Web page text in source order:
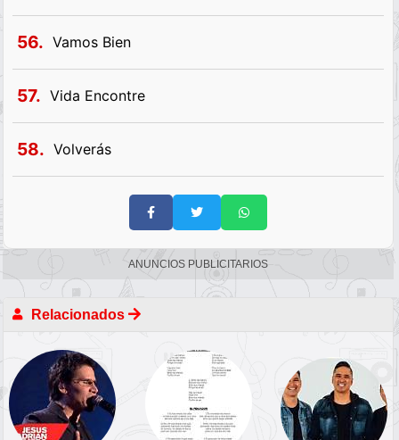
56. Vamos Bien
57. Vida Encontre
58. Volverás
ANUNCIOS PUBLICITARIOS
Relacionados